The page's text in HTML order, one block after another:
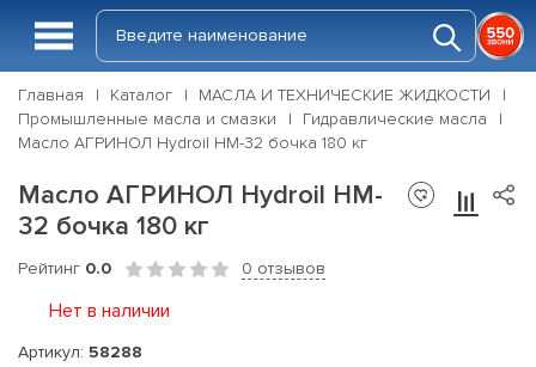
Главная Каталог
МАСЛА И ТЕХНИЧЕСКИЕ ЖИДКОСТИ
Промышленные масла и смазки
Гидравлические масла
Масло АГРИНОЛ Hydroil HM-32 бочка 180 кг
Масло АГРИНОЛ Hydroil HM-
32 бочка 180 кг
Рейтинг 0.0 0 отзывов
Нет в наличии
Артикул: 58288